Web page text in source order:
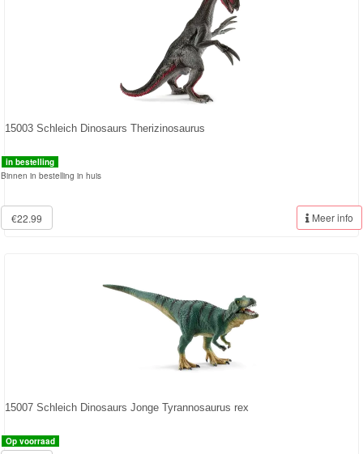
15003 Schleich Dinosaurs Therizinosaurus
in bestelling
Binnen in bestelling in huis
€22.99 Meer info
15007 Schleich Dinosaurs Jonge Tyrannosaurus rex
Op voorraad